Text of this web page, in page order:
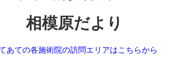
相模原だより
あての各施術院の訪問エリアはこちらから